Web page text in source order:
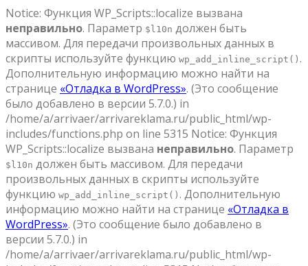
Notice: Функция WP_Scripts::localize вызвана
неправильно. Параметр $l10n должен быть
массивом. Для передачи произвольных данных в
скрипты используйте функцию wp_add_inline_script() .
Дополнительную информацию можно найти на
странице «Отладка в WordPress». (Это сообщение
было добавлено в версии 5.7.0.) in
/home/a/arrivaer/arrivareklama.ru/public_html/wp-
includes/functions.php on line 5315 Notice: Функция
WP_Scripts::localize вызвана неправильно. Параметр
$l10n должен быть массивом. Для передачи
произвольных данных в скрипты используйте
функцию wp_add_inline_script() . Дополнительную
информацию можно найти на странице «Отладка в
WordPress». (Это сообщение было добавлено в
версии 5.7.0.) in
/home/a/arrivaer/arrivareklama.ru/public_html/wp-